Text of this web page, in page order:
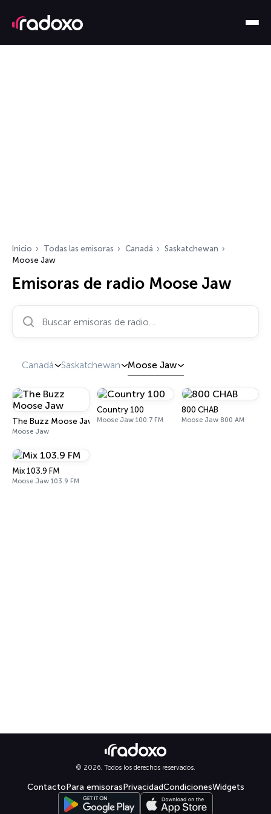
Inicio Todas las emisoras Canadá
Saskatchewan
Moose Jaw
Emisoras de radio Moose Jaw
Canadá Saskatchewan Moose Jaw
The Buzz Moose Jaw
Moose Jaw
Country 100
Moose Jaw 100.7 FM
800 CHAB
Moose Jaw 800 AM
Mix 103.9 FM
Moose Jaw 103.9 FM
© 2026. Todos los derechos reservados.
ContactoPara emisorasPrivacidadCondicionesWidgets